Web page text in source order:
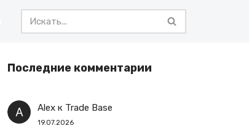
Последние комментарии
Alexк Trade Base
19.07.2026